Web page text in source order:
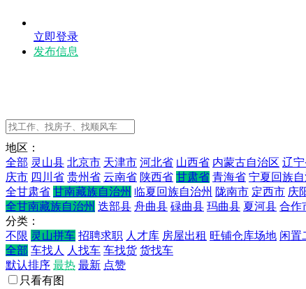
立即登录
发布信息
地区：
全部 灵山县 北京市 天津市 河北省 山西省 内蒙古自治区 辽
庆市 四川省 贵州省 云南省 陕西省 甘肃省 青海省 宁夏回族
全甘肃省 甘南藏族自治州 临夏回族自治州 陇南市 定西市 庆
全甘南藏族自治州 迭部县 舟曲县 碌曲县 玛曲县 夏河县 合作
分类：
不限 灵山拼车 招聘求职 人才库 房屋出租 旺铺仓库场地 闲置
全部 车找人 人找车 车找货 货找车
默认排序 最热 最新 点赞
只看有图